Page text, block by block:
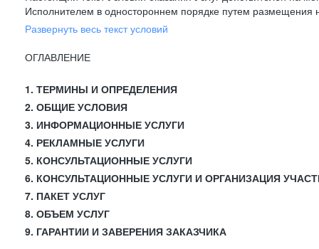
Исполнителем в одностороннем порядке путем размещения
Развернуть весь текст условий
ОГЛАВЛЕНИЕ
1. ТЕРМИНЫ И ОПРЕДЕЛЕНИЯ
2. ОБЩИЕ УСЛОВИЯ
3. ИНФОРМАЦИОННЫЕ УСЛУГИ
4. РЕКЛАМНЫЕ УСЛУГИ
5. КОНСУЛЬТАЦИОННЫЕ УСЛУГИ
6. КОНСУЛЬТАЦИОННЫЕ УСЛУГИ И ОРГАНИЗАЦИЯ
7. ПАКЕТ УСЛУГ
8. ОБЪЕМ УСЛУГ
9. ГАРАНТИИ И ЗАВЕРЕНИЯ ЗАКАЗЧИКА